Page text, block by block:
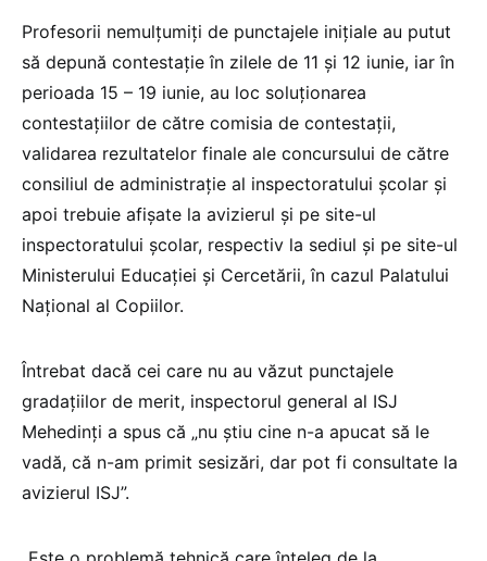
Profesorii nemulțumiți de punctajele inițiale au putut
să depună contestație în zilele de 11 și 12 iunie, iar în
perioada 15 – 19 iunie, au loc soluţionarea
contestaţiilor de către comisia de contestaţii,
validarea rezultatelor finale ale concursului de către
consiliul de administraţie al inspectoratului şcolar şi
apoi trebuie afişate la avizierul şi pe site-ul
inspectoratului şcolar, respectiv la sediul şi pe site-ul
Ministerului Educației și Cercetării, în cazul Palatului
Naţional al Copiilor.
Întrebat dacă cei care nu au văzut punctajele
gradațiilor de merit, inspectorul general al ISJ
Mehedinți a spus că „nu știu cine n-a apucat să le
vadă, că n-am primit sesizări, dar pot fi consultate la
avizierul ISJ”.